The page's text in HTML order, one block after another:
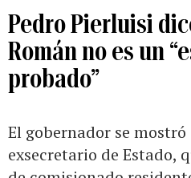
Pedro Pierluisi
Román no es un
probado”
El gobernador se
exsecretario de Estado,